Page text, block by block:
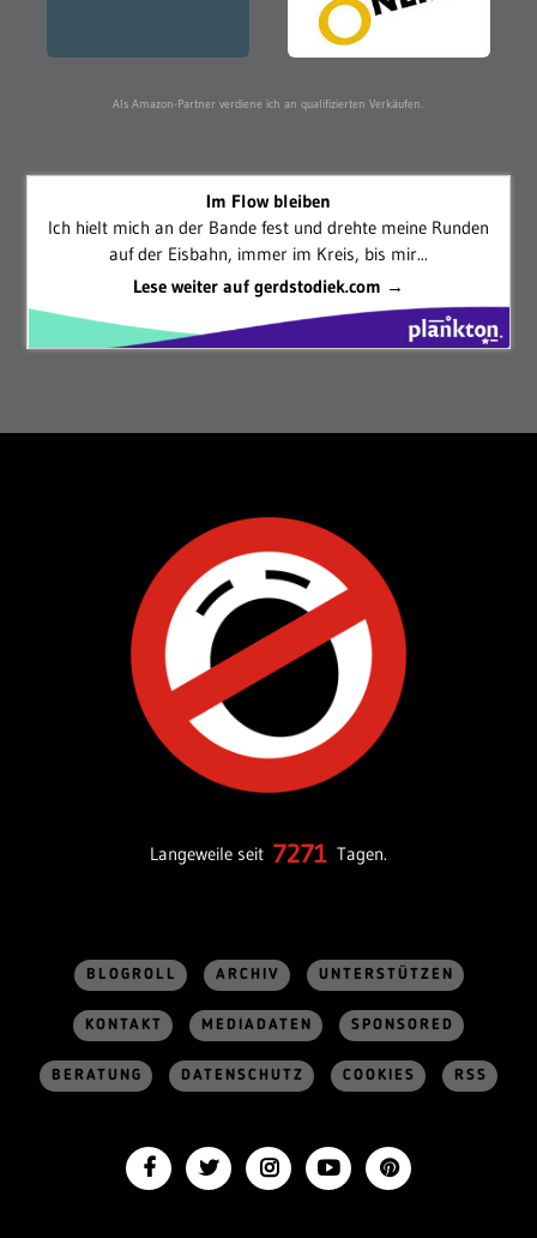
Als Amazon-Partner verdiene ich an qualifizierten Verkäufen.
Im Flow bleiben
Ich hielt mich an der Bande fest und drehte meine Runden
auf der Eisbahn, immer im Kreis, bis mir...
Lese weiter auf gerdstodiek.com →
Langeweile seit 7271 Tagen.
BLOGROLL ARCHIV UNTERSTÜTZEN
KONTAKT MEDIADATEN SPONSORED
BERATUNG DATENSCHUTZ COOKIES RSS